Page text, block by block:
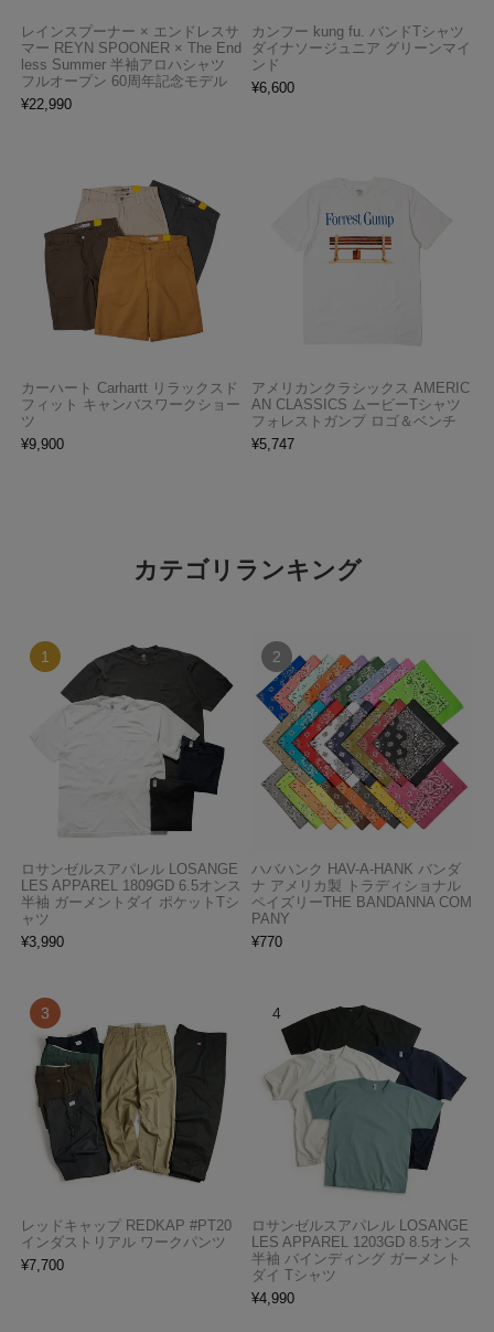
レインスプーナー × エンドレスサ
マー REYN SPOONER × The End
less Summer 半袖アロハシャツ
フルオープン 60周年記念モデル
¥22,990
カンフー kung fu. バンドTシャツ
ダイナソージュニア グリーンマイ
ンド
¥6,600
カーハート Carhartt リラックスド
フィット キャンバスワークショー
ツ
¥9,900
アメリカンクラシックス AMERIC
AN CLASSICS ムービーTシャツ
フォレストガンプ ロゴ＆ベンチ
¥5,747
カテゴリランキング
ロサンゼルスアパレル LOSANGE
LES APPAREL 1809GD 6.5オンス
半袖 ガーメントダイ ポケットTシ
ャツ
¥3,990
ハバハンク HAV-A-HANK バンダ
ナ アメリカ製 トラディショナル
ペイズリーTHE BANDANNA COM
PANY
¥770
レッドキャップ REDKAP #PT20
インダストリアル ワークパンツ
¥7,700
ロサンゼルスアパレル LOSANGE
LES APPAREL 1203GD 8.5オンス
半袖 バインディング ガーメント
ダイ Tシャツ
¥4,990